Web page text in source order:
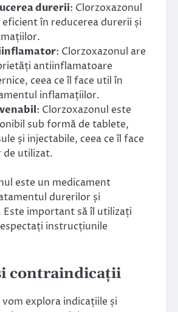
durerii: Clorzoxazonul
eficient în reducerea durerii și
: Clorzoxazonul are
antiinflamatoare
ceea ce îl face util în
inflamațiilor.
: Clorzoxazonul este
sub formă de tablete,
și injectabile, ceea ce îl face
de utilizat.
este un medicament
durerilor și
important să îl utilizați
instrucțiunile
contraindicații
explora indicațiile și